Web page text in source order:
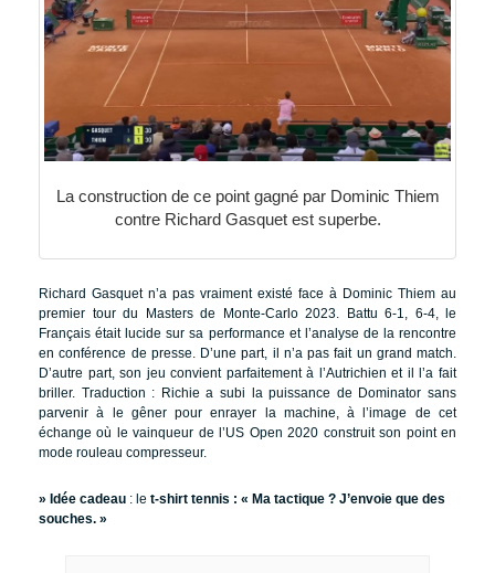
La construction de ce point gagné par Dominic Thiem
contre Richard Gasquet est superbe.
Richard Gasquet n’a pas vraiment existé face à Dominic Thiem au
premier tour du Masters de Monte-Carlo 2023. Battu 6-1, 6-4, le
Français était lucide sur sa performance et l’analyse de la rencontre
en conférence de presse. D’une part, il n’a pas fait un grand match.
D’autre part, son jeu convient parfaitement à l’Autrichien et il l’a fait
briller. Traduction : Richie a subi la puissance de Dominator sans
parvenir à le gêner pour enrayer la machine, à l’image de cet
échange où le vainqueur de l’US Open 2020 construit son point en
mode rouleau compresseur.
» Idée cadeau : le t-shirt tennis : « Ma tactique ? J’envoie que des
souches. »